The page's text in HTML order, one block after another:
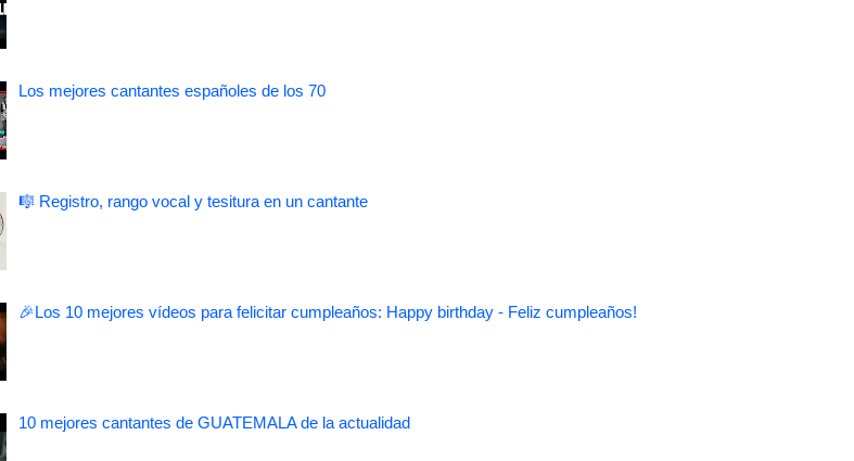
Los mejores cantantes españoles de los 70
🎼 Registro, rango vocal y tesitura en un cantante
🎉Los 10 mejores vídeos para felicitar cumpleaños: Happy birthday - Feliz cumpleaños!
10 mejores cantantes de GUATEMALA de la actualidad